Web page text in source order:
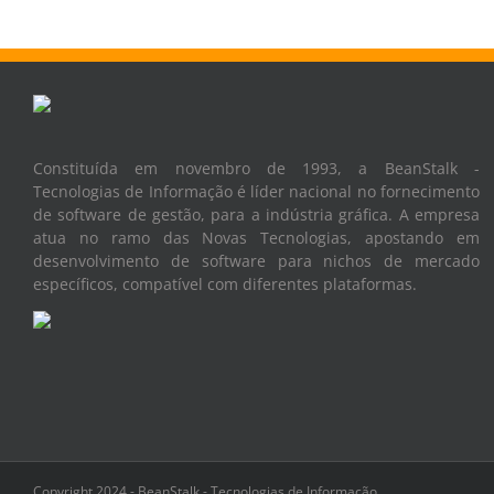
Constituída em novembro de 1993, a BeanStalk -
Tecnologias de Informação é líder nacional no fornecimento
de software de gestão, para a indústria gráfica. A empresa
atua no ramo das Novas Tecnologias, apostando em
desenvolvimento de software para nichos de mercado
específicos, compatível com diferentes plataformas.